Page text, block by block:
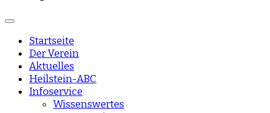
Startseite
Der Verein
Aktuelles
Heilstein-ABC
Infoservice
Wissenswertes